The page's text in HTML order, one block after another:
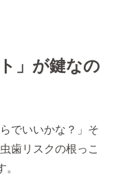
」が鍵なの
でいいかな？」そ
歯リスクの根っこ